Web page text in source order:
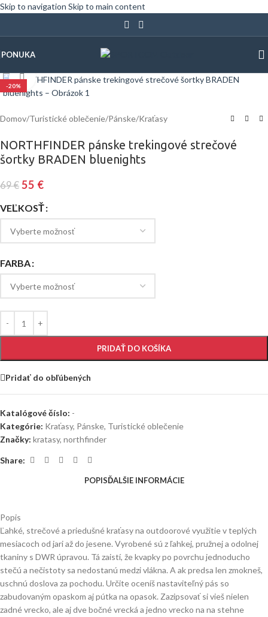
Skip to navigation Skip to main content
PONUKA
-20%
Klinite pre zväčšenie
Domov/Turistické oblečenie/Pánske/Kraťasy
NORTHFINDER pánske trekingové strečové
šortky BRADEN bluenights
69€ 55 €
VEĽKOSŤ
FARBA
PRIDAŤ DO KOŠÍKA
Pridať do obľúbených
Katalógové číslo: -
Kategórie: Kraťasy, Pánske, Turistické oblečenie
Značky: kratasy, northfinder
Share:
POPISĎALŠIE INFORMÁCIE
Popis
Ľahké, strečové a priedušné kraťasy na outdoorové využitie v teplých
mesiacoch od jari až do jesene. Vyrobené sú z ľahkej, pružnej a odolnej
tkaniny s DWR úpravou. Tá zaistí, že kvapky po povrchu jednoducho
stečú a nečistoty sa nedostanú medzi vlákna. A ak predsa len zmokneš,
uschnú doslova za pochodu. Určite oceníš nastaviteľný pás so
zabudovaným opaskom aj pútka na opasok. Zazipsovať si vieš nielen
zadné vrecko, ale aj dve bočné vrecká a jedno vrecko na na stehne